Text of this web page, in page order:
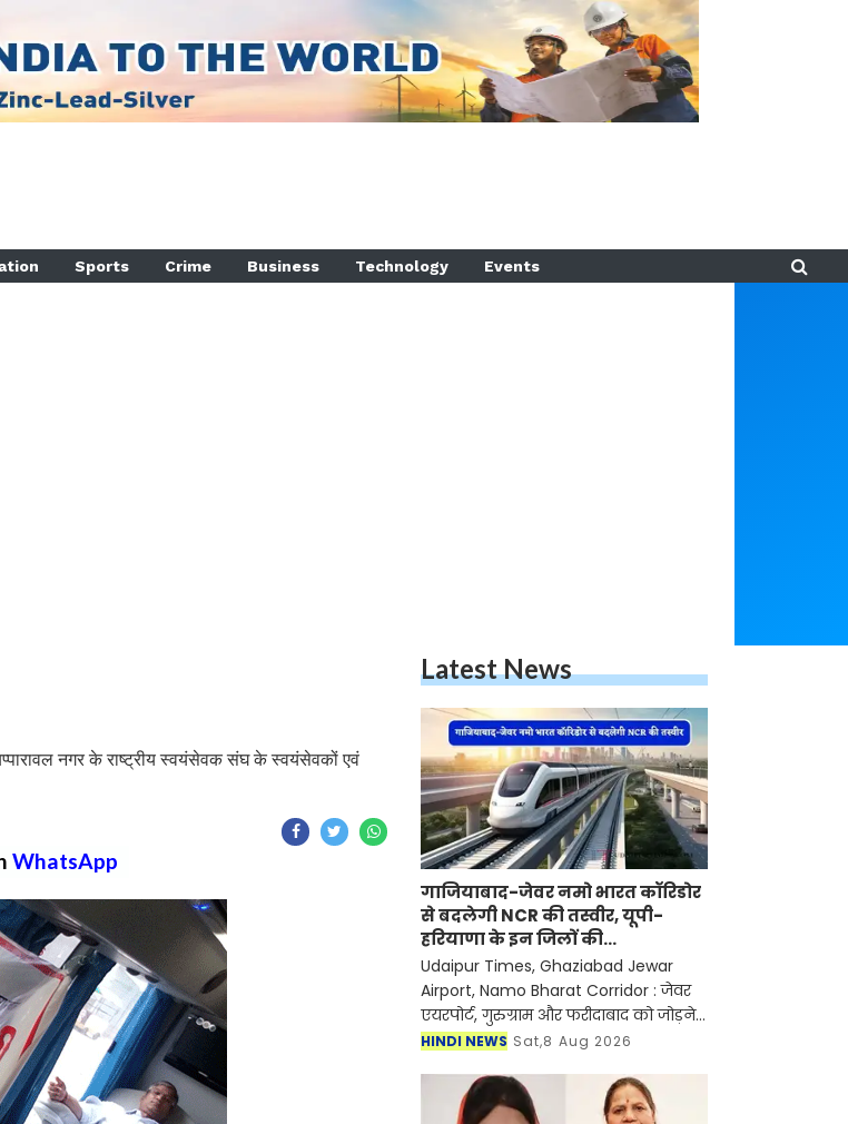
Sports Crime Business Technology Events
नगर के राष्ट्रीय स्वयंसेवक संघ के स्वयंसेवकों एवं
WhatsApp
Latest News
गाजियाबाद-जेवर नमो भारत कॉरिडोर
से बदलेगी NCR की तस्वीर, यूपी-
हरियाणा के इन जिलों की
बढ़ेगी कनेक्टिविटी
Udaipur Times, Ghaziabad Jewar
Airport, Namo Bharat Corridor : जेवर
एयरपोर्ट, गुरुग्राम और फरीदाबाद को जोड़ने
वाले 64 किलोमीटर लंबे कॉरिडोर की DPR
और फिर क
HINDI NEWS Sat,8 Aug 2026